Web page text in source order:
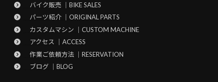
バイク販売 ｜BIKE SALES
パーツ紹介 ｜ORIGINAL PARTS
カスタムマシン ｜CUSTOM MACHINE
アクセス ｜ACCESS
作業ご依頼方法 ｜RESERVATION
ブログ ｜BLOG